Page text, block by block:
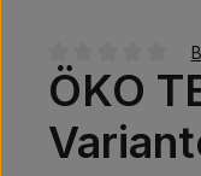
Durchschnittliche
ÖKO